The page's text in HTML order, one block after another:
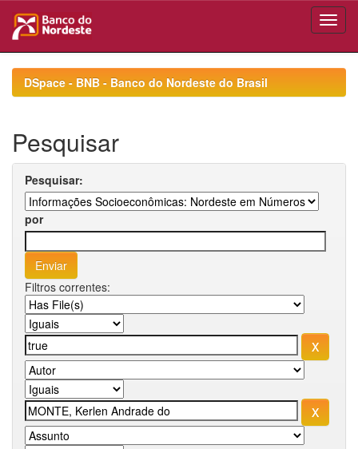
navigationDSpace - BNB - Banco do Nordeste do Brasil
Pesquisar
Pesquisar:
por
Filtros correntes: